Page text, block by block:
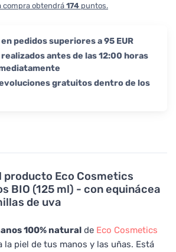
producto Eco Cosmetics
BIO (125 ml) - con equinácea
de uva
100% natural de Eco Cosmetics
la piel de tus manos y las uñas. Está
compra obtendrá 174 puntos.
pedidos superiores a 95 EUR
antes de las 12:00 horas
gratuitos dentro de los